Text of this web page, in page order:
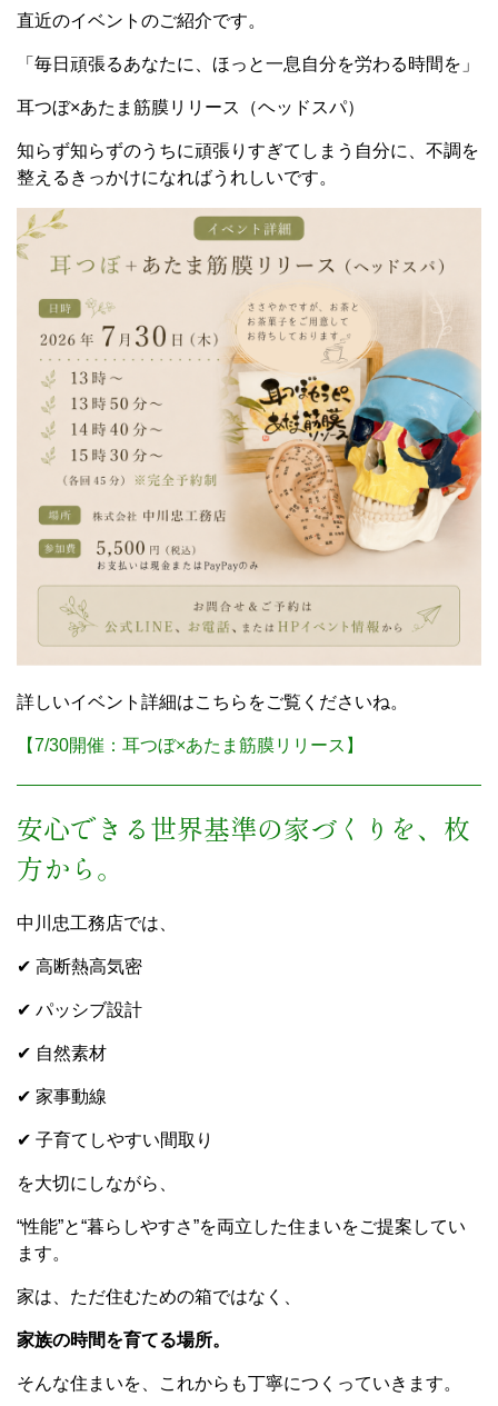
直近のイベントのご紹介です。
「毎日頑張るあなたに、ほっと一息自分を労わる時間を」
耳つぼ×あたま筋膜リリース（ヘッドスパ）
知らず知らずのうちに頑張りすぎてしまう自分に、不調を
整えるきっかけになればうれしいです。
詳しいイベント詳細はこちらをご覧くださいね。
【7/30開催：耳つぼ×あたま筋膜リリース】
安心できる世界基準の家づくりを、枚
方から。
中川忠工務店では、
✔ 高断熱高気密
✔ パッシブ設計
✔ 自然素材
✔ 家事動線
✔ 子育てしやすい間取り
を大切にしながら、
“性能”と“暮らしやすさ”を両立した住まいをご提案してい
ます。
家は、ただ住むための箱ではなく、
家族の時間を育てる場所。
そんな住まいを、これからも丁寧につくっていきます。